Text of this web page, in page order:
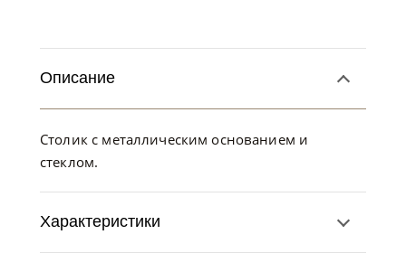
Описание
Столик с металлическим основанием и
стеклом.
Характеристики